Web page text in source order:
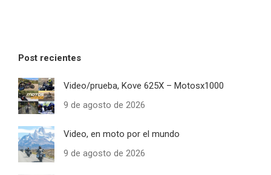
Post recientes
Video/prueba, Kove 625X – Motosx1000
9 de agosto de 2026
Video, en moto por el mundo
9 de agosto de 2026